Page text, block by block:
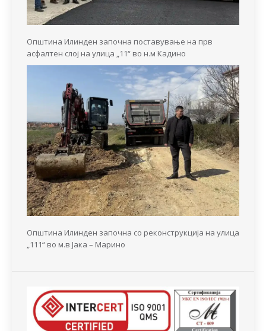
Општина Илинден започна поставување на прв
асфалтен слој на улица „11“ во н.м Кадино
Општина Илинден започна со реконструкција на улица
„111“ во м.в Јака – Марино